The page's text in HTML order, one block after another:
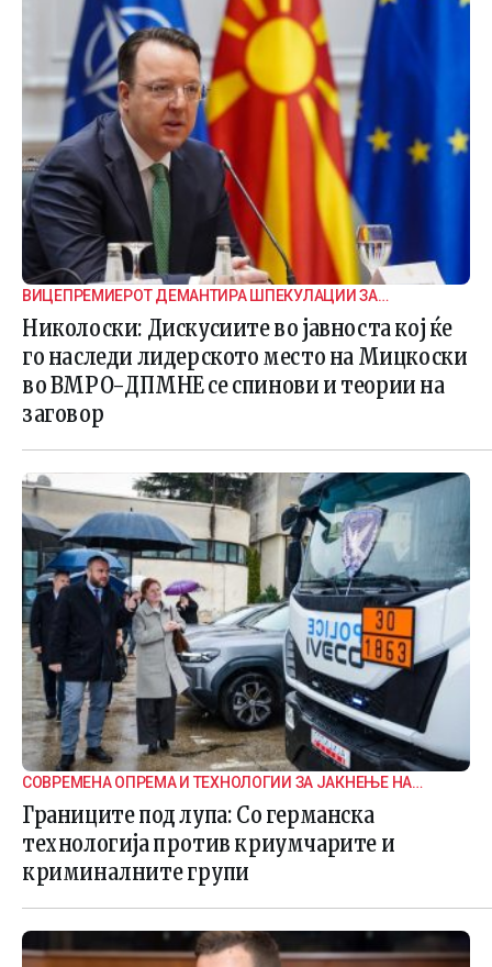
ВИЦЕПРЕМИЕРОТ ДЕМАНТИРА ШПЕКУЛАЦИИ ЗА
ВНАТРЕПАРТИСКИ ПОДЕЛБИ
Николоски: Дискусиите во јавноста кој ќе
го наследи лидерското место на Мицкоски
во ВМРО-ДПМНЕ се спинови и теории на
заговор
СОВРЕМЕНА ОПРЕМА И ТЕХНОЛОГИИ ЗА ЈАКНЕЊЕ НА
ГРАНИЧНАТА БЕЗБЕДНОСТ
Границите под лупа: Со германска
технологија против криумчарите и
криминалните групи